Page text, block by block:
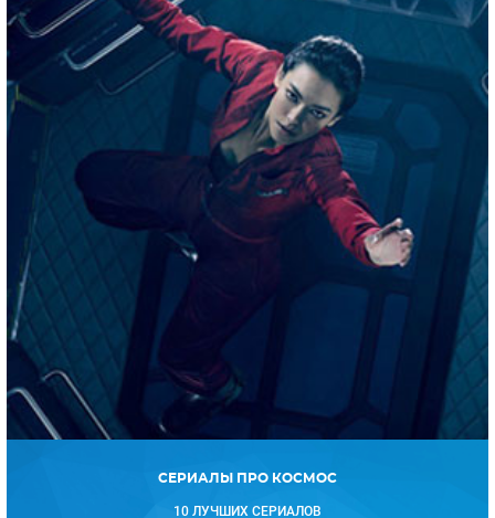
СЕРИАЛЫ ПРО КОСМОС
10 ЛУЧШИХ СЕРИАЛОВ